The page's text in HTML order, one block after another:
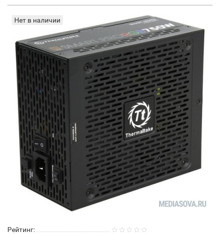
Нет в наличии
Рейтинг: